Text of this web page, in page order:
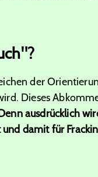
der
Dieses
ausdrücklich
damit für